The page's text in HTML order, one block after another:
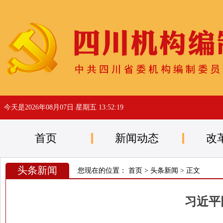
今天是2026年08月07日 星期五 13:52:20
首页 新闻动态 改
头条新闻 您现在的位置： 首页 > 头条新闻 > 正文
习近